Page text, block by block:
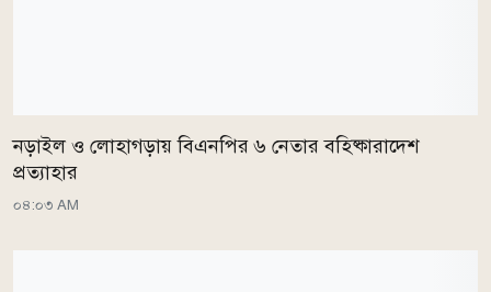
নড়াইল ও লোহাগড়ায় বিএনপির ৬ নেতার বহিষ্কারাদেশ
প্রত্যাহার
০৪:০৩ AM